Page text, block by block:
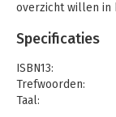
overzicht willen in
betreft kun je de
gebruik zul je
adviseer je om
te schaffen en te
Specificaties
ISBN13:
Trefwoorden:
Taal: